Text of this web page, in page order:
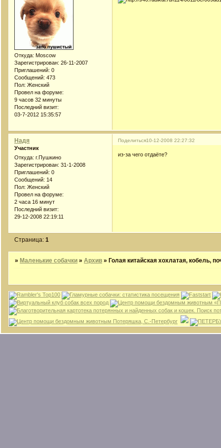
Откуда: Moscow
Зарегистрирован: 26-11-2007
Приглашений: 0
Сообщений: 473
Пол: Женский
Провел на форуме:
9 часов 32 минуты
Последний визит:
03-7-2012 15:35:57
Поделиться10-12-2008 22:27:32
Надя
Участник
Откуда: г.Пушкино
Зарегистрирован: 31-1-2008
Приглашений: 0
Сообщений: 14
Пол: Женский
Провел на форуме:
2 часа 16 минут
Последний визит:
29-12-2008 22:19:11
из-за чего отдаёте?
Страница:1
» Маленькие собачки »Архив »Голая китайская хохлатая, кобель,